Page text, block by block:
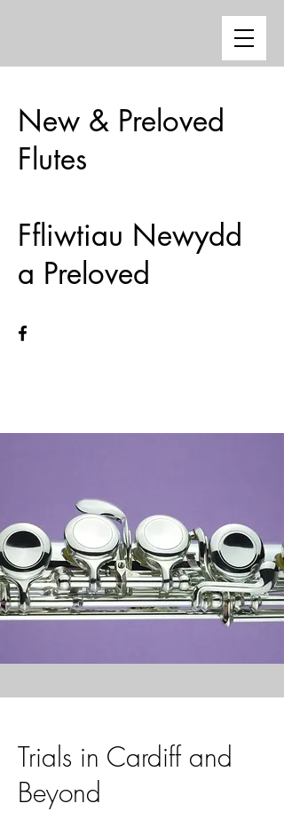
New & Preloved
Flutes
Ffliwtiau Newydd
a Preloved
Trials in Cardiff and
Beyond